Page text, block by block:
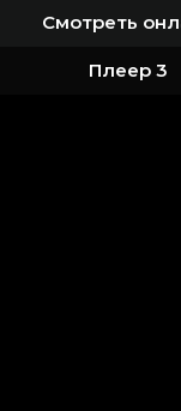
Смотреть
Плеер 3